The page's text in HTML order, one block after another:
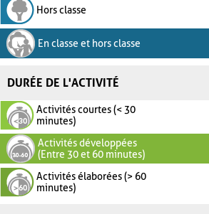
Hors classe
En classe et hors classe
DURÉE DE L'ACTIVITÉ
Activités courtes (< 30
minutes)
Activités développées
(Entre 30 et 60 minutes)
Activités élaborées (> 60
minutes)